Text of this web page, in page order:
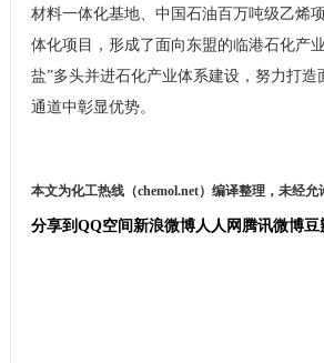
材料一体化基地、中国石油百万吨级乙烯
体化项目，形成了面向东盟的临港石化产
盐”多头并进石化产业体系建设，努力打
通道中彰显优势。
本文为化工热线（chemol.net）编译整理，未经允
分享到 QQ空间新浪微博人人网 腾讯微博豆